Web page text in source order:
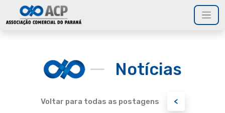
Notícias
Voltar para todas as postagens <